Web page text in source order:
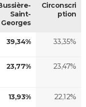
Saint-
Georges
Circonscri
ption
39,34% 33,35%
23,77% 23,47%
13,93% 22,12%